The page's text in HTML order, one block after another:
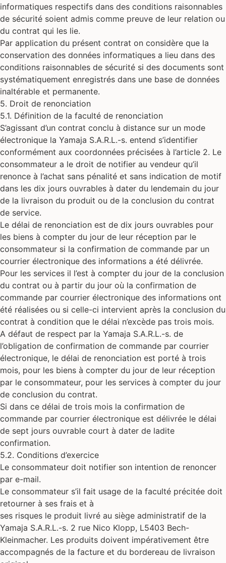
informatiques respectifs dans des conditions raisonnables
de sécurité soient admis comme preuve de leur relation ou
du contrat qui les lie.
Par application du présent contrat on considère que la
conservation des données informatiques a lieu dans des
conditions raisonnables de sécurité si des documents sont
systématiquement enregistrés dans une base de données
inaltérable et permanente.
5. Droit de renonciation
5.1. Définition de la faculté de renonciation
S’agissant d’un contrat conclu à distance sur un mode
électronique la Yamaja S.A.R.L.-s. entend s’identifier
conformément aux coordonnées précisées à l’article 2. Le
consommateur a le droit de notifier au vendeur qu’il
renonce à l’achat sans pénalité et sans indication de motif
dans les dix jours ouvrables à dater du lendemain du jour
de la livraison du produit ou de la conclusion du contrat
de service.
Le délai de renonciation est de dix jours ouvrables pour
les biens à compter du jour de leur réception par le
consommateur si la confirmation de commande par un
courrier électronique des informations a été délivrée.
Pour les services il l’est à compter du jour de la conclusion
du contrat ou à partir du jour où la confirmation de
commande par courrier électronique des informations ont
été réalisées ou si celle-ci intervient après la conclusion du
contrat à condition que le délai n’excède pas trois mois.
A défaut de respect par la Yamaja S.A.R.L.-s. de
l’obligation de confirmation de commande par courrier
électronique, le délai de renonciation est porté à trois
mois, pour les biens à compter du jour de leur réception
par le consommateur, pour les services à compter du jour
de conclusion du contrat.
Si dans ce délai de trois mois la confirmation de
commande par courrier électronique est délivrée le délai
de sept jours ouvrable court à dater de ladite
confirmation.
5.2. Conditions d’exercice
Le consommateur doit notifier son intention de renoncer
par e-mail.
Le consommateur s’il fait usage de la faculté précitée doit
retourner à ses frais et à
ses risques le produit livré au siège administratif de la
Yamaja S.A.R.L.-s. 2 rue Nico Klopp, L5403 Bech-
Kleinmacher. Les produits doivent impérativement être
accompagnés de la facture et du bordereau de livraison